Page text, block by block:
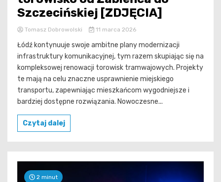
Szczecińskiej [ZDJĘCIA]
Tomasz Dobrowolski 11 marca 2026
Łódź kontynuuje swoje ambitne plany modernizacji
infrastruktury komunikacyjnej, tym razem skupiając się na
kompleksowej renowacji torowisk tramwajowych. Projekty
te mają na celu znaczne usprawnienie miejskiego
transportu, zapewniając mieszkańcom wygodniejsze i
bardziej dostępne rozwiązania. Nowoczesne...
Czytaj dalej
2 minut